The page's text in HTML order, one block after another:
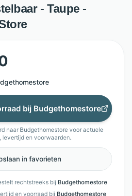
- Taupe -
bij Budgethomestore
naar Budgethomestorevoor actuele
levertijd en voorwaarden.
in favorieten
rechtstreeks bij Budgethomestore
en voorraad bij Budgethomestore